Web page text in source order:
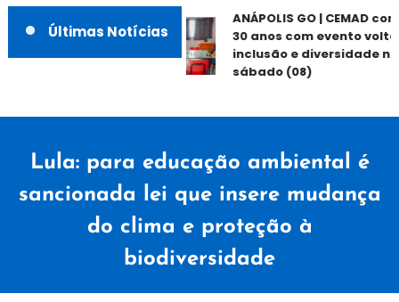
Últimas Notícias
ANÁPOLIS GO | CEMAD
30 anos com evento
inclusão e diversidade
sábado (08)
Lula: para educação ambiental é
sancionada lei que insere mudança
do clima e proteção à
biodiversidade